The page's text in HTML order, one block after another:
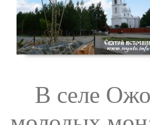
В селе